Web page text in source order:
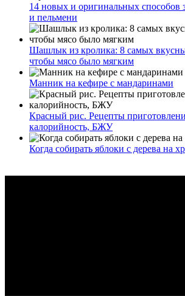
14 новых и оригинальных способов
и пельмени
Шашлык из кролика: 8 самых
чтобы мясо было мягким
Манник на кефире с мандаринами
Красный рис. Рецепты
калорийность, БЖУ
Когда собирать яблоки с дерева на